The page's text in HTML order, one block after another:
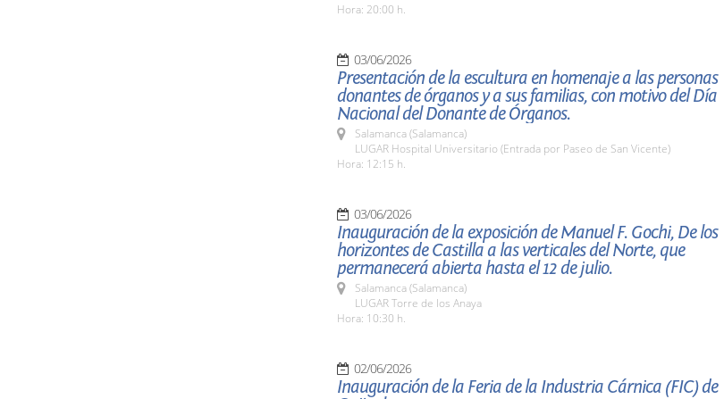
Hora: 20:00 h.
03/06/2026
Presentación de la escultura en homenaje a las personas
donantes de órganos y a sus familias, con motivo del Día
Nacional del Donante de Órganos.
Salamanca (Salamanca)
LUGAR Hospital Universitario (Entrada por Paseo de San Vicente)
Hora: 12:15 h.
03/06/2026
Inauguración de la exposición de Manuel F. Gochi, De los
horizontes de Castilla a las verticales del Norte, que
permanecerá abierta hasta el 12 de julio.
Salamanca (Salamanca)
LUGAR Torre de los Anaya
Hora: 10:30 h.
02/06/2026
Inauguración de la Feria de la Industria Cárnica (FIC) de